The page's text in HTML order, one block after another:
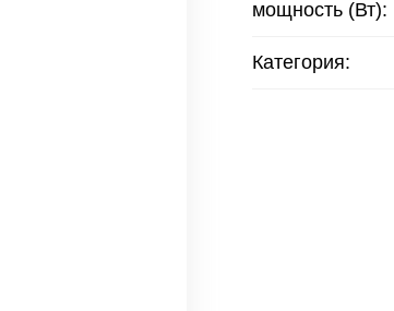
мощность (Вт):
Категория: